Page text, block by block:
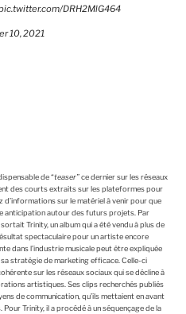
DRH2MlG464
10, 2021
de “teaser”ce dernier sur les réseaux
des courts extraits sur les plateformes pour
d’informations sur le matériel à venir pour que
anticipation autour des futurs projets. Par
Trinity, un album qui a été vendu à plus de
spectaculaire pour un artiste encore
dans l’industrie musicale peut être expliquée
stratégie de marketing efficace. Celle-ci
sur les réseaux sociaux qui se décline à
artistiques. Ses clips recherchés publiés
de communication, qu’ils mettaient en avant
Trinity, il a procédé à un séquençage de la